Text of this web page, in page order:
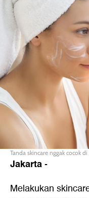
Tanda skincare nggak cocok
Jakarta-
Melakukan